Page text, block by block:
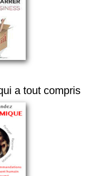
a tout compris